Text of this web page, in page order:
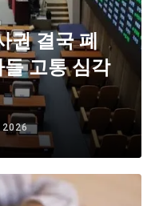
권 결국 폐
고통 심각
2026